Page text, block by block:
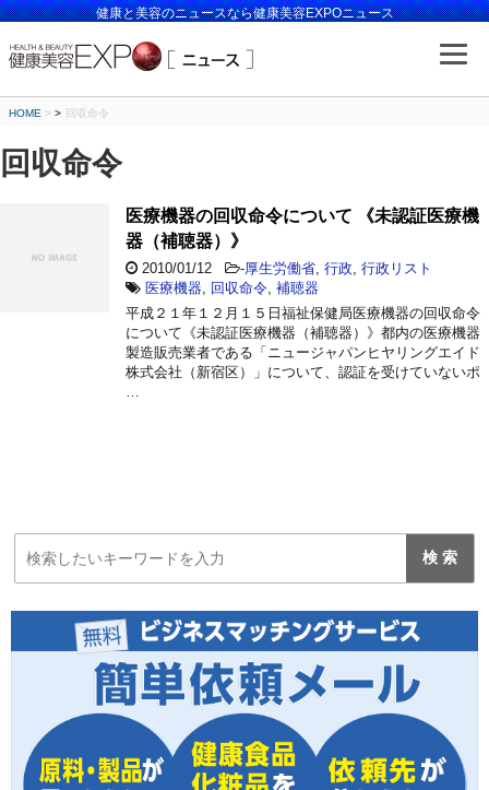
健康と美容のニュースなら健康美容EXPOニュース
HOME > 回収命令
回収命令
医療機器の回収命令について 《未認証医療機
器（補聴器）》
2010/01/12 -厚生労働省 行政 行政リスト
医療機器
回収命令 補聴器
平成２１年１２月１５日福祉保健局医療機器の回収命令
について《未認証医療機器（補聴器）》都内の医療機器
製造販売業者である「ニュージャパンヒヤリングエイド
株式会社（新宿区）」について、認証を受けていないポ